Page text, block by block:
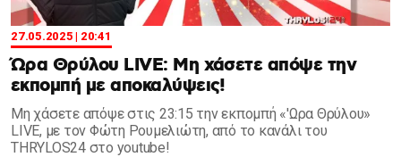
27.05.2025 | 20:41
Ώρα Θρύλου LIVE: Μη χάσετε απόψε την
εκπομπή με αποκαλύψεις!
Μη χάσετε απόψε στις 23:15 την εκπομπή «'Ωρα Θρύλου»
LIVE, με τον Φώτη Ρουμελιώτη, από το κανάλι του
THRYLOS24 στο youtube!